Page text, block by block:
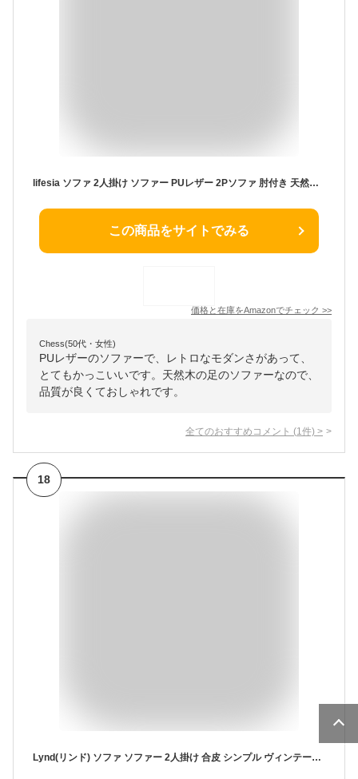
lifesia ソファ 2人掛け ソファー PUレザー 2Pソファ 肘付き 天然木脚 レトロモダン 幅112cm おしゃれ シンプル ブラック 672D
この商品をサイトでみる
価格と在庫をAmazonでチェック >>
Chess(50代・女性)
PUレザーのソファーで、レトロなモダンさがあって、
とてもかっこいいです。天然木の足のソファーなので、
品質が良くておしゃれです。
全てのおすすめコメント (1 件) >
18
Lynd(リンド) ソファ ソファー 2人掛け 合皮 シンプル ヴィンテージ ブラウン